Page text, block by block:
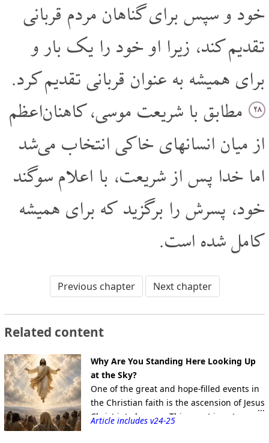
خود و سپس برای گناهان مردم قربانی
تقدیم کند، زیرا او خود را یک بار و
برای همیشه به عنوان قربانی تقدیم کرد.
۲۸ مطابق با شریعت موسی، کاهنان‌اعظم
از میان انسانهای خاکی انتخاب می‌شد
اما خدا پس از شریعت، با اعلام سوگند
خود، پسرش را برگزید که برای همیشه
کامل شده است.
Previous chapter Next chapter
Related content
Why Are You Standing Here Looking Up
at the Sky?
One of the great and hope-filled events in
the Christian faith is the ascension of Jesus
Christ into heaven. This event is not
Article includes v24-25